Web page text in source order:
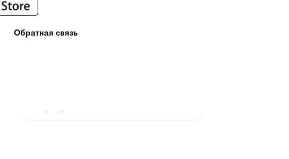
русского реалистического направления, критик
один из самых авторитетных литературных
Обратная связь